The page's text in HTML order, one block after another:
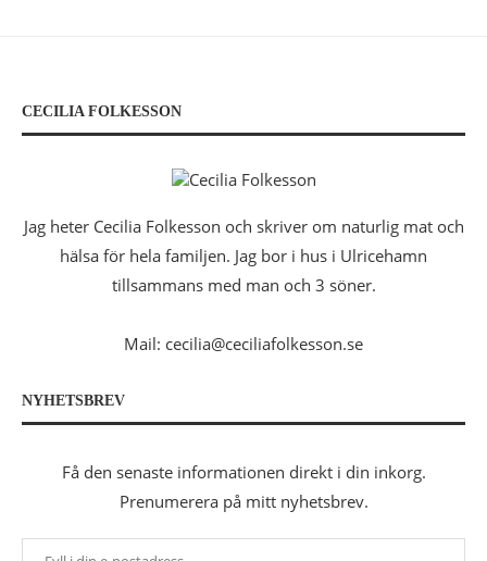
CECILIA FOLKESSON
Jag heter Cecilia Folkesson och skriver om naturlig mat och
hälsa för hela familjen. Jag bor i hus i Ulricehamn
tillsammans med man och 3 söner.
Mail: cecilia@ceciliafolkesson.se
NYHETSBREV
Få den senaste informationen direkt i din inkorg.
Prenumerera på mitt nyhetsbrev.